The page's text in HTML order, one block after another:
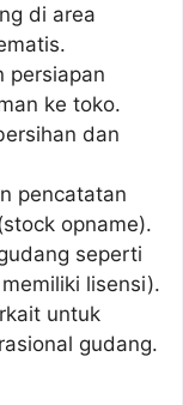
di area
persiapan
ke toko.
dan
pencatatan
opname).
seperti
lisensi).
untuk
gudang.